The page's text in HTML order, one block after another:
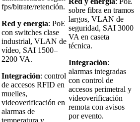
fps/bitrate/retención.
Red y energía: PoE
con switches clase
industrial, VLAN de
vídeo, SAI 1500–
2200 VA.
Integración: control
de accesos RFID en
muelles,
videoverificación en
alarmas de
sobre fibra en tramos
largos, VLAN de
seguridad, SAI 3000
VA en caseta
técnica.
Integración:
alarmas integradas
con control de
accesos perimetral y
videoverificación
remota con avisos
por evento.